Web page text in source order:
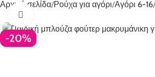
Αρχική σελίδα Ρούχα για αγόρι Αγόρι 6-16
-20%